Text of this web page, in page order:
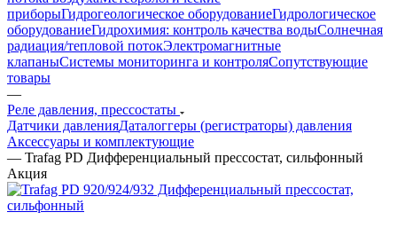
приборыГидрогеологическое оборудованиеГидрологическое
оборудованиеГидрохимия: контроль качества водыСолнечная
радиация/тепловой потокЭлектромагнитные
клапаныСистемы мониторинга и контроляСопутствующие
товары
—
Реле давления, прессостаты
Датчики давленияДаталоггеры (регистраторы) давления
Аксессуары и комплектующие
— Trafag PD Дифференциальный прессостат, сильфонный
Акция